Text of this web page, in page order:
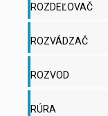
ROZDEĽOVAČ
ROZVÁDZAČ
ROZVOD
RÚRA